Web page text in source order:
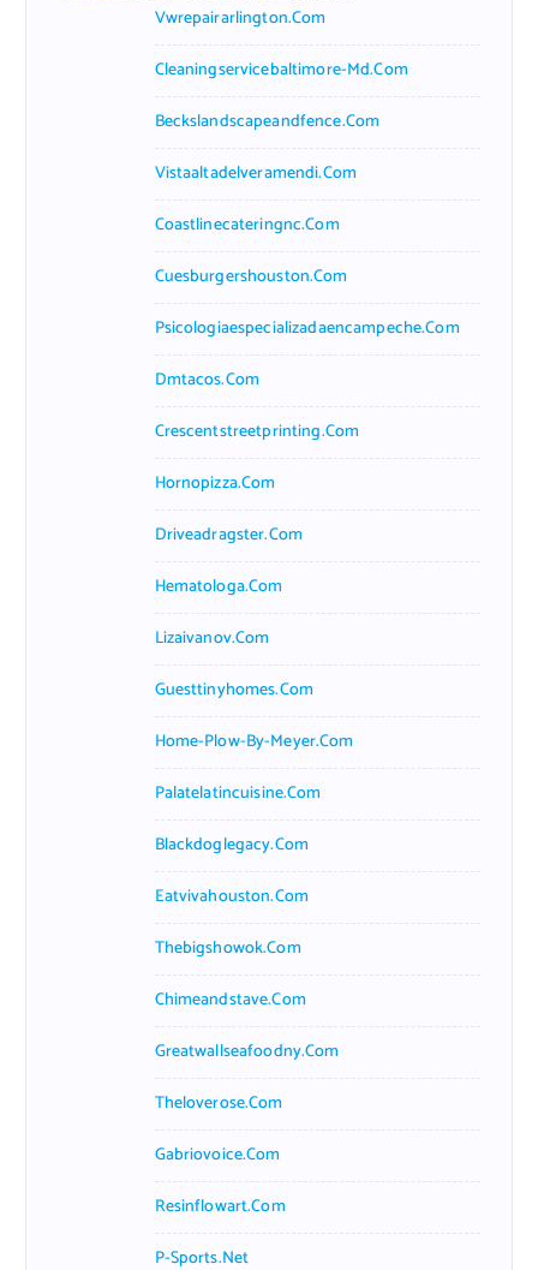
Vwrepairarlington.com
Cleaningservicebaltimore-Md.com
Beckslandscapeandfence.com
Vistaaltadelveramendi.com
Coastlinecateringnc.com
Cuesburgershouston.com
Psicologiaespecializadaencampeche.com
Dmtacos.com
Crescentstreetprinting.com
Hornopizza.com
Driveadragster.com
Hematologa.com
Lizaivanov.com
Guesttinyhomes.com
Home-Plow-By-Meyer.com
Palatelatincuisine.com
Blackdoglegacy.com
Eatvivahouston.com
Thebigshowok.com
Chimeandstave.com
Greatwallseafoodny.com
Theloverose.com
Gabriovoice.com
Resinflowart.com
P-Sports.net